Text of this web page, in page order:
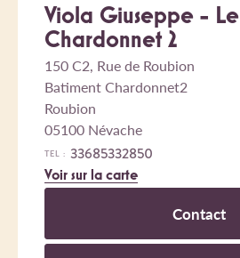
Viola Giuseppe - Le
Chardonnet 2
150 C2, Rue de Roubion
Batiment Chardonnet2
Roubion
05100 Névache
TEL : 33685332850
Voir sur la carte
Contact